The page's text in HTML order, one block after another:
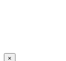
×